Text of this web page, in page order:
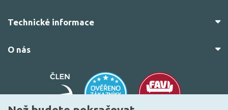
Technické informace
O nás